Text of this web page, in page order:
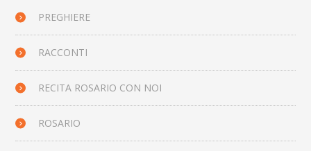
PREGHIERE
RACCONTI
RECITA ROSARIO CON NOI
ROSARIO